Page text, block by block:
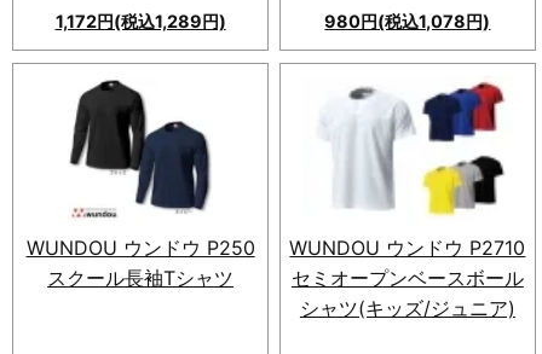
1,172円(税込1,289円)
スポーツ基準クリアの
WUNDOU P110 タフドライT
シャツ！機能性長袖Tシャツ。
12色展開、110〜XXLサイズ。
快適な着心地を実現。
980円(税込1,078円)
WUNDOU ウンドウ P250
スクール長袖Tシャツ
WUNDOU ウンドウ P2710
セミオープンベースボール
シャツ(キッズ/ジュニア)